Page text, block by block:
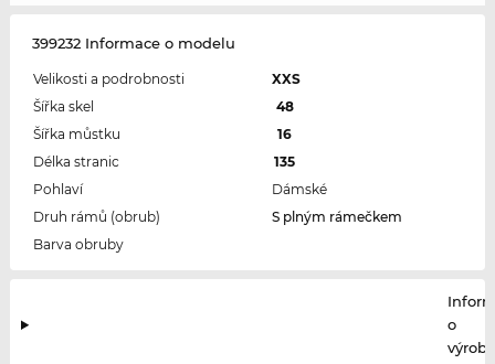
399232 Informace o modelu
Velikosti a podrobnosti
XXS
Šířka skel
48
Šířka můstku
16
Délka stranic
135
Pohlaví
Dámské
Druh rámů (obrub)
S plným rámečkem
Barva obruby
o